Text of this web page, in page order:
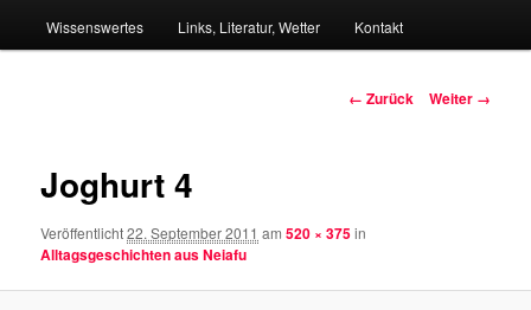
Wissenswertes Links, Literatur, Wetter Kontakt
Bilder-
← Zurück Weiter →
Joghurt 4
Veröffentlicht22. September 2011 am520 × 375in
Alltagsgeschichten aus Neiafu